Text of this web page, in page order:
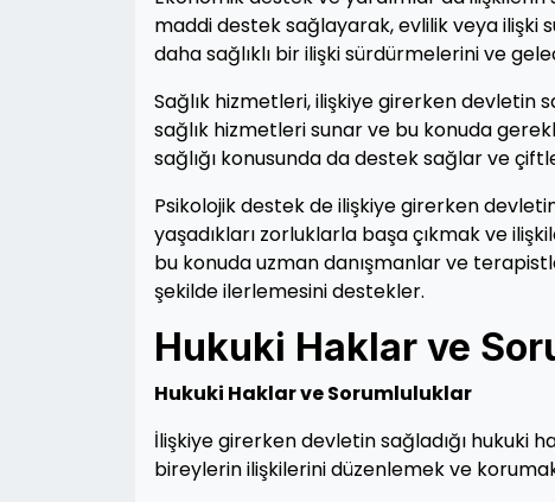
maddi destek sağlayarak, evlilik veya ilişki
daha sağlıklı bir ilişki sürdürmelerini ve
Sağlık hizmetleri, ilişkiye girerken devletin
sağlık hizmetleri sunar ve bu konuda
sağlığı konusunda da destek sağlar ve
Psikolojik destek de ilişkiye girerken
yaşadıkları zorluklarla başa çıkmak ve
bu konuda uzman danışmanlar ve
şekilde ilerlemesini destekler.
Hukuki Haklar ve
Hukuki Haklar ve Sorumluluklar
İlişkiye girerken devletin sağladığı hukuki
bireylerin ilişkilerini düzenlemek ve